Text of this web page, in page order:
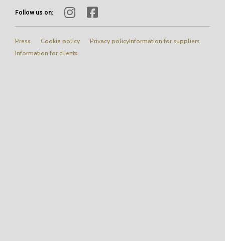
Follow us on:
Press Cookie policy Privacy policyInformation for suppliers
Information for clients